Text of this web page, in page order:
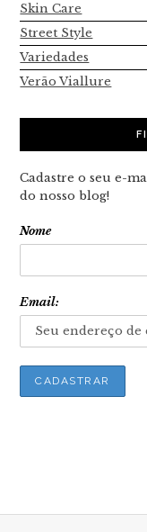
Skin Care
Street Style
Variedades
Verão Viallure
Cadastre o seu e-
do nosso blog!
Nome
Email: